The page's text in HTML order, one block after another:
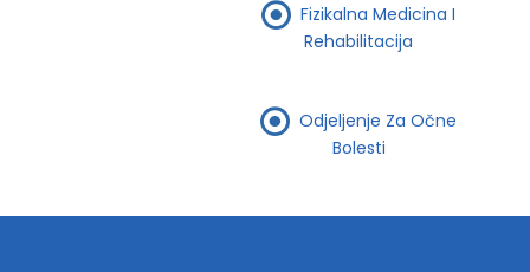
Fizikalna Medicina I
Rehabilitacija
Odjeljenje Za Očne
Bolesti